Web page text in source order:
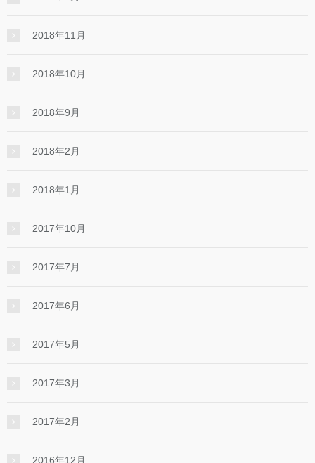
2018年11月
2018年10月
2018年9月
2018年2月
2018年1月
2017年10月
2017年7月
2017年6月
2017年5月
2017年3月
2017年2月
2016年12月